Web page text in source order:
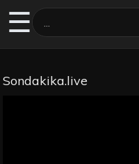
☰
Sondakika.live